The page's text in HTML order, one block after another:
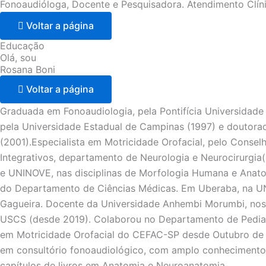
Fonoaudióloga, Docente e Pesquisadora. Atendimento
Voltar a página
Educação
Olá, sou
Rosana Boni
Voltar a página
Graduada em Fonoaudiologia, pela Pontifícia
pela Universidade Estadual de Campinas (1997) e
(2001).Especialista em Motricidade Orofacial, pelo
Integrativos, departamento de Neurologia e
e UNINOVE, nas disciplinas de Morfologia Humana e
do Departamento de Ciências Médicas. Em Uberaba, na
Gagueira. Docente da Universidade Anhembi Morumbi,
USCS (desde 2019). Colaborou no Departamento de
em Motricidade Orofacial do CEFAC-SP desde Outubro
em consultório fonoaudiológico, com amplo